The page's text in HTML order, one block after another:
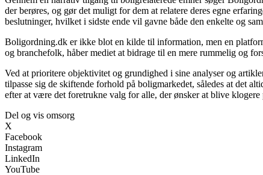
der berøres, og gør det muligt for dem at relatere deres egne
beslutninger, hvilket i sidste ende vil gavne både den enkelte og
Boligordning.dk er ikke blot en kilde til information, men en
og branchefolk, håber mediet at bidrage til en mere rummelig og
Ved at prioritere objektivitet og grundighed i sine analyser og
tilpasse sig de skiftende forhold på boligmarkedet, således at det
efter at være det foretrukne valg for alle, der ønsker at blive
Del og vis omsorg
X
Facebook
Instagram
LinkedIn
YouTube